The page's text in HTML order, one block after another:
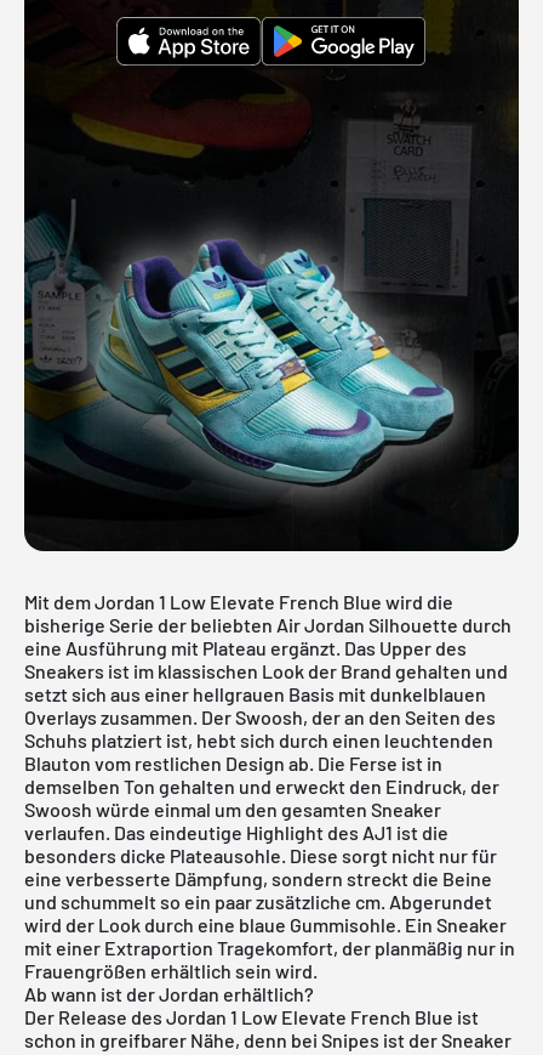
Mit dem Jordan 1 Low Elevate French Blue wird die
bisherige Serie der beliebten Air Jordan Silhouette durch
eine Ausführung mit Plateau ergänzt. Das Upper des
Sneakers ist im klassischen Look der Brand gehalten und
setzt sich aus einer hellgrauen Basis mit dunkelblauen
Overlays zusammen. Der Swoosh, der an den Seiten des
Schuhs platziert ist, hebt sich durch einen leuchtenden
Blauton vom restlichen Design ab. Die Ferse ist in
demselben Ton gehalten und erweckt den Eindruck, der
Swoosh würde einmal um den gesamten Sneaker
verlaufen. Das eindeutige Highlight des AJ1 ist die
besonders dicke Plateausohle. Diese sorgt nicht nur für
eine verbesserte Dämpfung, sondern streckt die Beine
und schummelt so ein paar zusätzliche cm. Abgerundet
wird der Look durch eine blaue Gummisohle. Ein Sneaker
mit einer Extraportion Tragekomfort, der planmäßig nur in
Frauengrößen erhältlich sein wird.
Ab wann ist der Jordan erhältlich?
Der Release des Jordan 1 Low Elevate French Blue ist
schon in greifbarer Nähe, denn bei Snipes ist der Sneaker